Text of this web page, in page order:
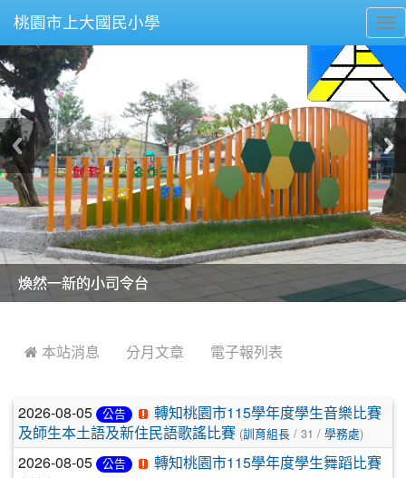
桃園市上大國民小學
美麗的操場是我們活力的來源
美麗的操場是我們活力的來源
煥然一新的小司令台
煥然一新的小司令台
富含桃園埤塘田園風光意象的中廊
富含桃園埤塘田園風光意象的中廊
嶄新的中庭廣場
嶄新的中庭廣場
水生池生生不息
水生池生生不息
 本站消息 分月文章 電子報列表
文
章
2026-08-05 公告
轉知桃園市115學年度學生音樂比賽
及師生本土語及新住民語歌謠比賽 (訓育組長 / 31 / 學務處)
2026-08-05 公告 轉知桃園市115學年度學生舞蹈比賽